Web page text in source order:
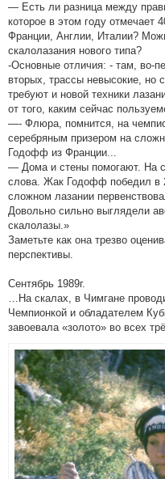
— Есть ли разница между
которое в этом году отмечает
Франции, Англии, Италии?
скалолазания нового типа?
-Основные отличия: - там, во-
вторых, трассы невысокие,
требуют и новой техники
от того, каким сейчас
—- Флюра, помнится, на
серебряным призером на
Годофф из Франции...
— Дома и стены помогают. На
слова. Жак Годофф победил в
сложном лазании
Довольно сильно выглядели
скалолазы.»
Заметьте как она трезво
перспективы.
Сентябрь 1989г.
…На скалах, в Чимгане
Чемпионкой и обладателем
завоевала «золото» во всех